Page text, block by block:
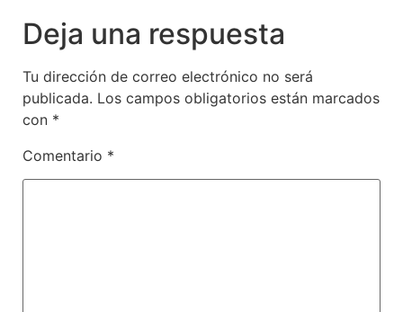
Deja una respuesta
Tu dirección de correo electrónico no será
publicada. Los campos obligatorios están marcados
con *
Comentario *